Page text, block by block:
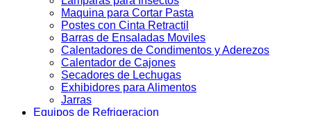
Maquina para Cortar Pasta
Postes con Cinta Retractil
Barras de Ensaladas Moviles
Calentadores de Condimentos y Aderezos
Calentador de Cajones
Secadores de Lechugas
Exhibidores para Alimentos
Jarras
Equipos de Refrigeracion